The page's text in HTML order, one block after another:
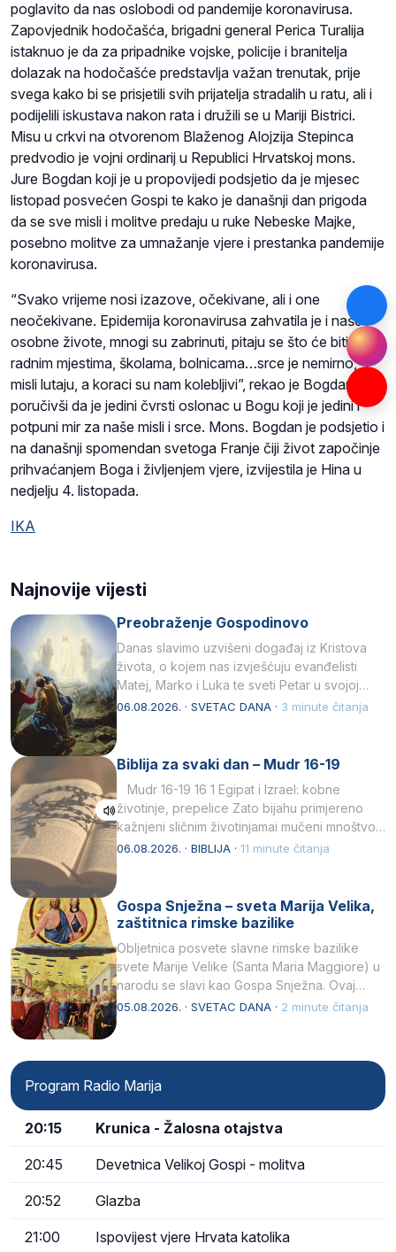
poglavito da nas oslobodi od pandemije koronavirusa.
Zapovjednik hodočašća, brigadni general Perica Turalija
istaknuo je da za pripadnike vojske, policije i branitelja
dolazak na hodočašće predstavlja važan trenutak, prije
svega kako bi se prisjetili svih prijatelja stradalih u ratu, ali i
podijelili iskustava nakon rata i družili se u Mariji Bistrici.
Misu u crkvi na otvorenom Blaženog Alojzija Stepinca
predvodio je vojni ordinarij u Republici Hrvatskoj mons.
Jure Bogdan koji je u propovijedi podsjetio da je mjesec
listopad posvećen Gospi te kako je današnji dan prigoda
da se sve misli i molitve predaju u ruke Nebeske Majke,
posebno molitve za umnažanje vjere i prestanka pandemije
koronavirusa.
“Svako vrijeme nosi izazove, očekivane, ali i one
neočekivane. Epidemija koronavirusa zahvatila je i naše
osobne živote, mnogi su zabrinuti, pitaju se što će biti s
radnim mjestima, školama, bolnicama…srce je nemirno,
misli lutaju, a koraci su nam kolebljivi”, rekao je Bogdan,
poručivši da je jedini čvrsti oslonac u Bogu koji je jedini i
potpuni mir za naše misli i srce. Mons. Bogdan je podsjetio i
na današnji spomendan svetoga Franje čiji život započinje
prihvaćanjem Boga i življenjem vjere, izvijestila je Hina u
nedjelju 4. listopada.
IKA
Najnovije vijesti
Preobraženje Gospodinovo
Danas slavimo uzvišeni događaj iz Kristova
života, o kojem nas izvješćuju evanđelisti
Matej, Marko i Luka te sveti Petar u svojoj
drugoj…
06.08.2026. · SVETAC DANA · 3 minute čitanja
Biblija za svaki dan – Mudr 16-19
Mudr 16-19 16 1 Egipat i Izrael: kobne
životinje, prepelice Zato bijahu primjereno
kažnjeni sličnim životinjamai mučeni mnoštvom
kukaca.2 A narod…
06.08.2026. · BIBLIJA · 11 minute čitanja
Gospa Snježna – sveta Marija Velika,
zaštitnica rimske bazilike
Obljetnica posvete slavne rimske bazilike
svete Marije Velike (Santa Maria Maggiore) u
narodu se slavi kao Gospa Snježna. Ovaj
naziv, Sancta Maria…
05.08.2026. · SVETAC DANA · 2 minute čitanja
Program Radio Marija
20:15 Krunica - Žalosna otajstva
20:45 Devetnica Velikoj Gospi - molitva
20:52 Glazba
21:00 Ispovijest vjere Hrvata katolika